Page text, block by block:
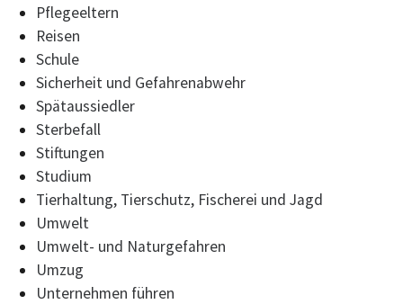
Pflegeeltern
Reisen
Schule
Sicherheit und Gefahrenabwehr
Spätaussiedler
Sterbefall
Stiftungen
Studium
Tierhaltung, Tierschutz, Fischerei und Jagd
Umwelt
Umwelt- und Naturgefahren
Umzug
Unternehmen führen